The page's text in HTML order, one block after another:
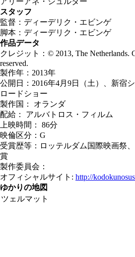
スタッフ
監督：ディーデリク・エビンゲ
脚本：ディーデリク・エビンゲ
作品データ
クレジット：© 2013, The Netherlands.
reserved.
製作年：2013年
公開日：2016年4月9日（土）、新宿
ロードショー
製作国： オランダ
配給： アルバトロス・フィルム
上映時間： 86分
映倫区分：G
受賞歴等：ロッテルダム国際映画祭
賞
製作委員会：
オフィシャルサイト: http://
ゆかりの地図
ツェルマット